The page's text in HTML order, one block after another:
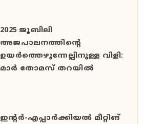
2025 ജൂബിലി
അജപാലനത്തിന്റെ
ഉയർത്തെഴുന്നേല്പിനുള്ള വിളി:
മാർ തോമസ് തറയിൽ
ഇൻ്റർ-എപ്പാർക്കിയൽ മീറ്റിങ്